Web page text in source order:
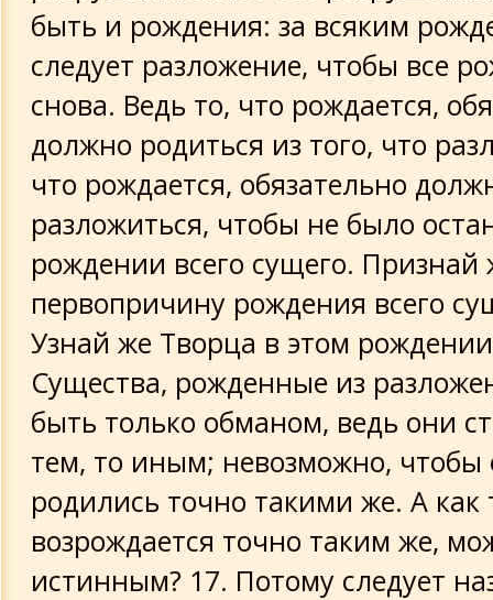
быть и рождения: за всяким
следует разложение, чтобы все
снова. Ведь то, что рождается,
должно родиться из того, что
что рождается, обязательно
разложиться, чтобы не было
рождении всего сущего. Признай
первопричину рождения всего
Узнай же Творца в этом
Существа, рожденные из
быть только обманом, ведь они
тем, то иным; невозможно, чтобы
родились точно такими же. А как
возрождается точно таким же,
истинным? 17. Потому следует